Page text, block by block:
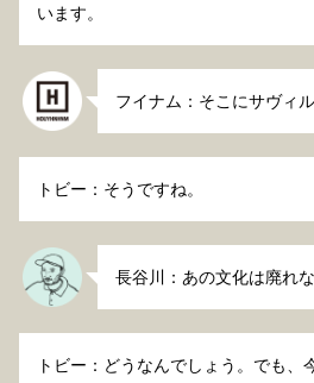
います。
フイナム：そこにサヴィ
トビー：そうですね。
長谷川：あの文化は廃れな
トビー：どうなんでしょう。でも、